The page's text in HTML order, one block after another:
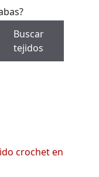
Buscar
tejidos
crochet en